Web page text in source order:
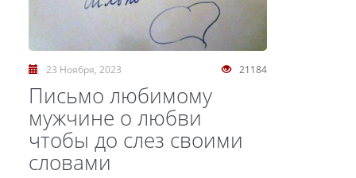
21184
23 Ноября, 2023
Письмо любимому
мужчине о любви
чтобы до слез своими
словами